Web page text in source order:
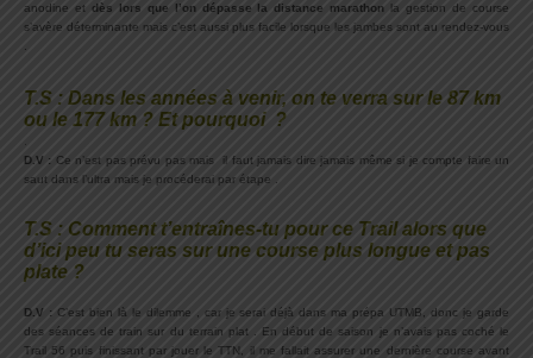
anodine et
dès lors que l’on dépasse la distance marathon la gestion de course
s’avère déterminante mais c’est aussi plus facile lorsque les jambes sont au rendez-vous
T.S : Dans les années à venir, on te verra sur le 87 km
ou le 177 km ? Et pourquoi ?
.
D.V : Ce n’est pas prévu pas mais il faut jamais dire jamais même si je compte faire un
saut dans l’ultra mais je procéderai par étape .
T.S : Comment t’entraînes-tu pour ce Trail alors que
d’ici peu tu seras sur une course plus longue et pas
plate ?
D.V :C’est bien là le dilemme , car je serai déjà dans ma prépa UTMB, donc je garde
des séances de train sur du terrain plat . En début de saison je n’avais pas coché le
Trail 56 puis finissant par jouer le TTN, il me fallait assurer une dernière course avant